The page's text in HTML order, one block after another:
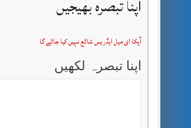
اپنا تبصرہ بھیجیں
آپکا ای میل ایڈریس شائع نہیں کیا جائے گا
اپنا تبصرہ لکھیں